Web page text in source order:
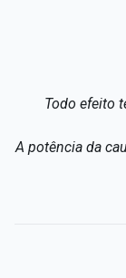
Todo efeito
A potência da